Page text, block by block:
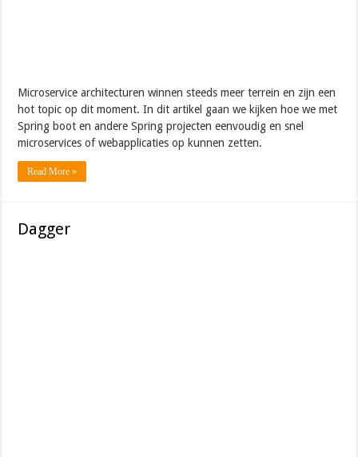
Microservice architecturen winnen steeds meer terrein en zijn een
hot topic op dit moment. In dit artikel gaan we kijken hoe we met
Spring boot en andere Spring projecten eenvoudig en snel
microservices of webapplicaties op kunnen zetten.
Read More »
Dagger